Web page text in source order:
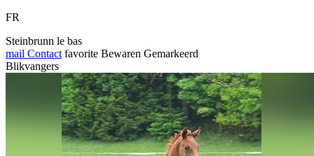
FR
Steinbrunn le bas
mail Contact favorite Bewaren Gemarkeerd
Blikvangers